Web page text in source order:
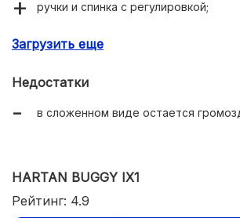
ручки и спинка с регулировкой;
Загрузить еще
Недостатки
в сложенном виде остается
HARTAN BUGGY IX1
Рейтинг: 4.9